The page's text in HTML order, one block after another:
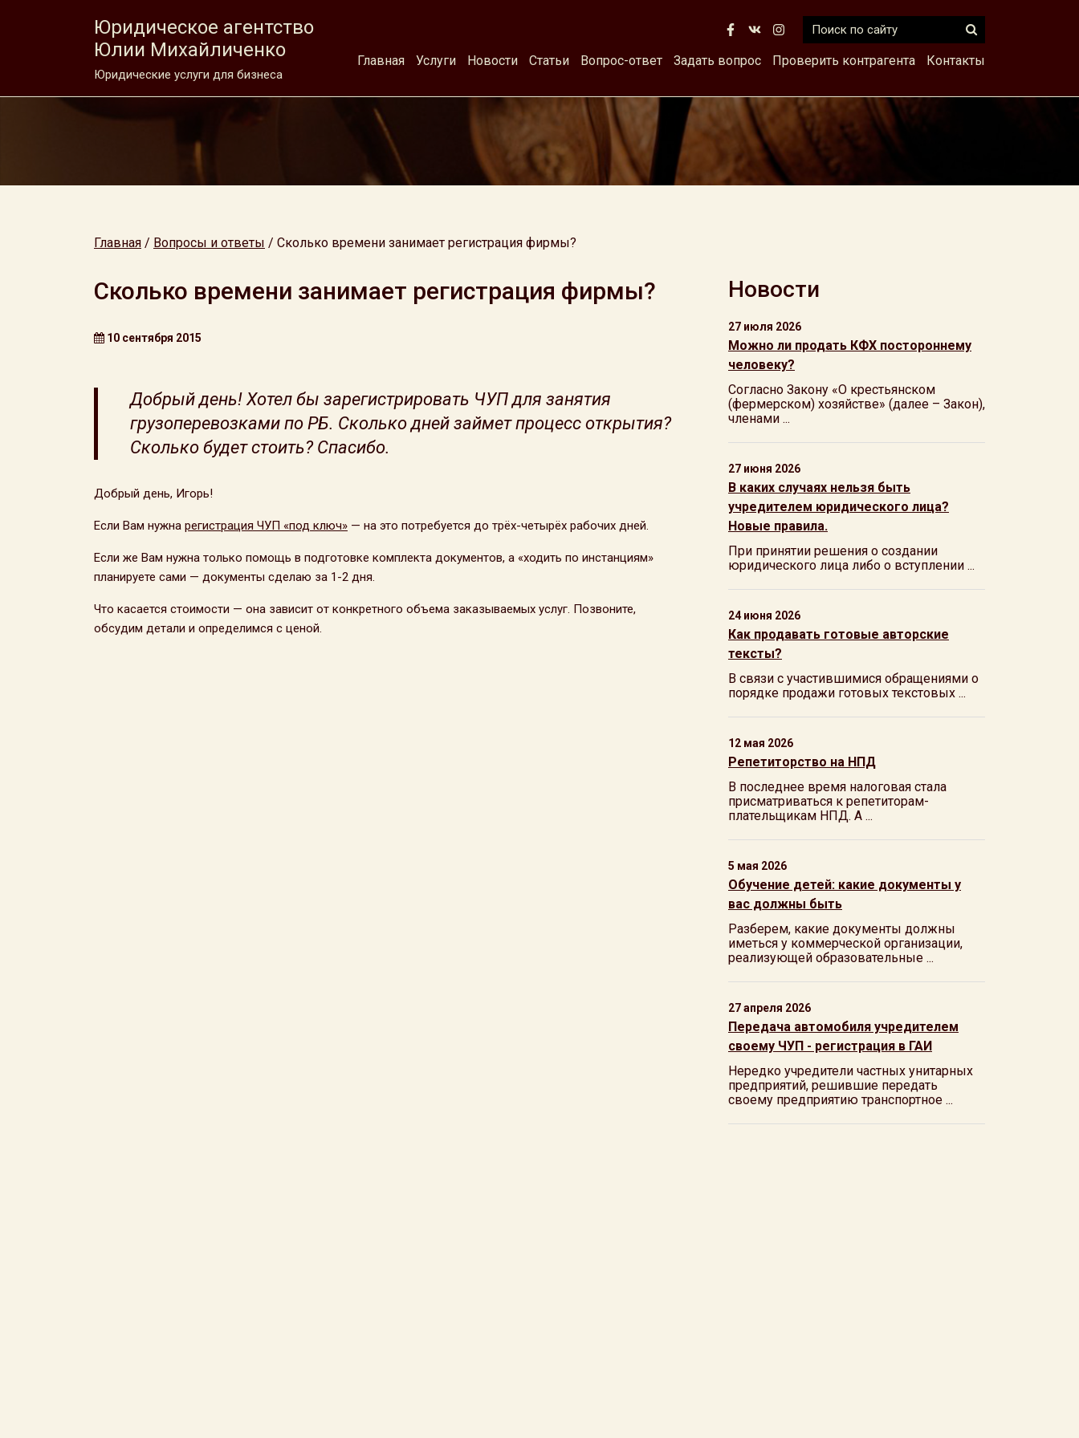
Юридическое агентство
Юлии Михайличенко
Юридические услуги для бизнеса
Главная Услуги Новости Статьи Вопрос-ответ Задать вопрос Проверить контрагента Контакты
Главная / Вопросы и ответы / Сколько времени занимает регистрация фирмы?
Сколько времени занимает регистрация фирмы?
10 сентября 2015
Добрый день! Хотел бы зарегистрировать ЧУП для занятия
грузоперевозками по РБ. Сколько дней займет процесс открытия?
Сколько будет стоить? Спасибо.
Добрый день, Игорь!
Если Вам нужна регистрация ЧУП «под ключ» — на это потребуется до трёх-четырёх рабочих дней.
Если же Вам нужна только помощь в подготовке комплекта документов, а «ходить по инстанциям»
планируете сами — документы сделаю за 1-2 дня.
Что касается стоимости — она зависит от конкретного объема заказываемых услуг. Позвоните,
обсудим детали и определимся с ценой.
Новости
27 июля 2026
Можно ли продать КФХ постороннему
человеку?
Согласно Закону «О крестьянском
(фермерском) хозяйстве» (далее – Закон),
членами ...
27 июня 2026
В каких случаях нельзя быть
учредителем юридического лица?
Новые правила.
При принятии решения о создании
юридического лица либо о вступлении ...
24 июня 2026
Как продавать готовые авторские
тексты?
В связи с участившимися обращениями о
порядке продажи готовых текстовых ...
12 мая 2026
Репетиторство на НПД
В последнее время налоговая стала
присматриваться к репетиторам-
плательщикам НПД. А ...
5 мая 2026
Обучение детей: какие документы у
вас должны быть
Разберем, какие документы должны
иметься у коммерческой организации,
реализующей образовательные ...
27 апреля 2026
Передача автомобиля учредителем
своему ЧУП - регистрация в ГАИ
Нередко учредители частных унитарных
предприятий, решившие передать
своему предприятию транспортное ...